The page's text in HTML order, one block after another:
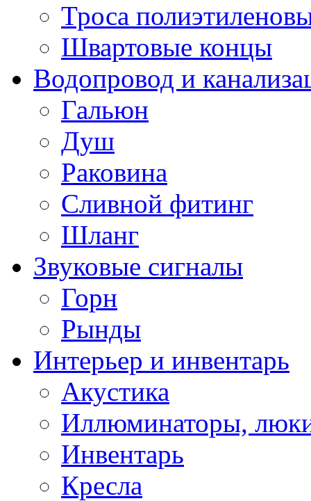
Троса
Швартовые концы
Водопровод и
Гальюн
Душ
Раковина
Сливной фитинг
Шланг
Звуковые сигналы
Горн
Рынды
Интерьер и инвентарь
Акустика
Иллюминаторы,
Инвентарь
Кресла